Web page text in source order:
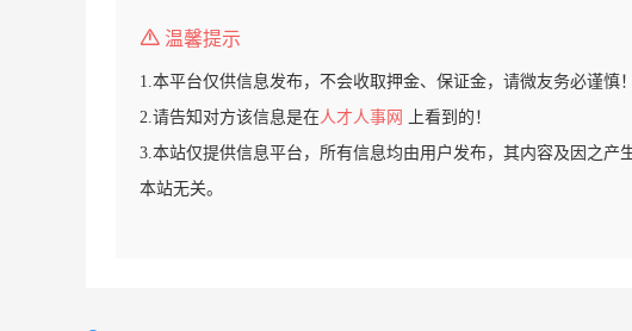
温馨提示
1.本平台仅供信息发布，不会收取押金、保证金，请微友务必谨慎！
2.请告知对方该信息是在人才人事网
上看到的！
3.本站仅提供信息平台，所有信息均由用户发布，其内容及因之产
本站无关。